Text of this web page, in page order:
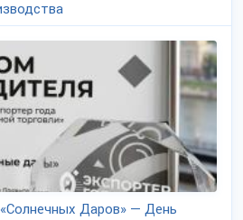
Даров» — День